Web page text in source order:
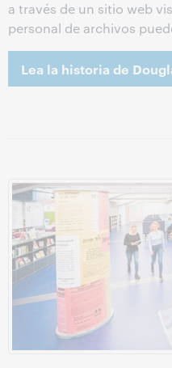
a través de un sitio web
personal de archivos
Lea la historia de